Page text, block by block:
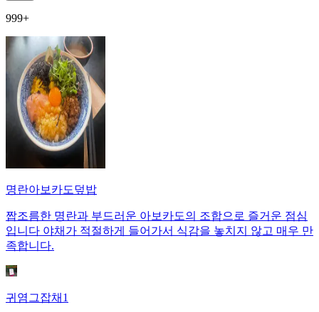
999+
명란아보카도덮밥
짭조름한 명란과 부드러운 아보카도의 조합으로 즐거운 점심
입니다 야채가 적절하게 들어가서 식감을 놓치지 않고 매우 만
족합니다.
귀염그잡채1